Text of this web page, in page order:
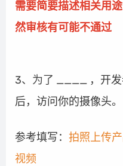
需要简要描述相关用
然审核有可能不通过
3、为了 ____ ，开
后，访问你的摄像头。
参考填写： 拍照上传
视频